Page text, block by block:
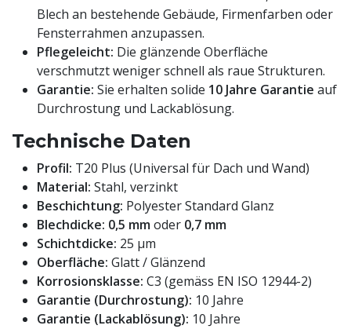
Blech an bestehende Gebäude, Firmenfarben oder
Fensterrahmen anzupassen.
Pflegeleicht: Die glänzende Oberfläche
verschmutzt weniger schnell als raue Strukturen.
Garantie: Sie erhalten solide 10 Jahre Garantie auf
Durchrostung und Lackablösung.
Technische Daten
Profil: T20 Plus (Universal für Dach und Wand)
Material: Stahl, verzinkt
Beschichtung: Polyester Standard Glanz
Blechdicke: 0,5 mmoder 0,7 mm
Schichtdicke: 25 µm
Oberfläche: Glatt / Glänzend
Korrosionsklasse: C3 (gemäss EN ISO 12944-2)
Garantie (Durchrostung): 10 Jahre
Garantie (Lackablösung): 10 Jahre